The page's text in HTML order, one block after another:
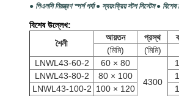
● পিএলসি নিয়ন্ত্রণ স্পর্শ পর্দা ● স্বয়ংক্রিয় স্টপ সিস্টেম ●
বিশেষ উল্লেখ:
শৈলী
আয়তন প্রস্থ
(মিমি)
(মিমি)
LNWL43-60-2
60 × 80
4300
LNWL43-80-2
80 × 100
LNWL43-100-2 100 × 120